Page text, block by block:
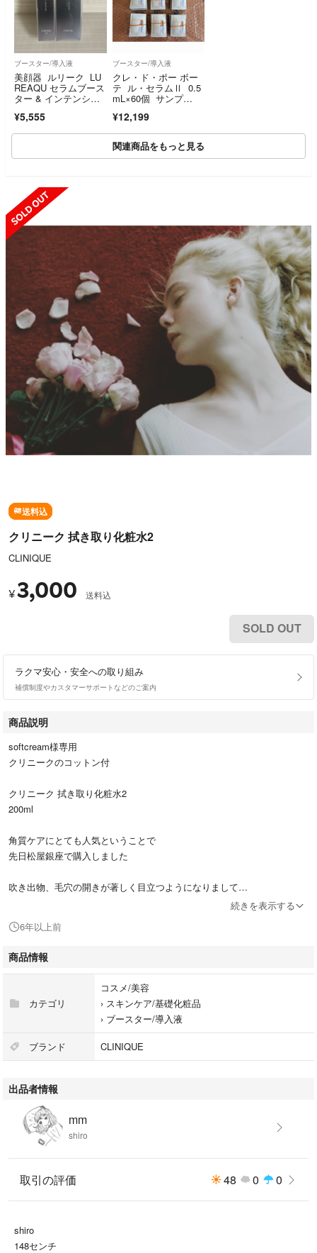
ブースター/導入液
美顔器 ルリーク LU
REAQU セラムブース
ター & インテンシブ
ト
¥5,555
ブースター/導入液
クレ・ド・ポー ボー
テ ル・セラムⅡ 0.5
mL×60個 サンプ
¥12,199
関連商品をもっと見る
送料込
クリニーク 拭き取り化粧水2
CLINIQUE
¥3,000 送料込
SOLD OUT
ラクマ安心・安全への取り組み
補償制度やカスタマーサポートなどのご案内
商品説明
softcream様専用
クリニークのコットン付
クリニーク 拭き取り化粧水2
200ml
角質ケアにとても人気ということで
先日松屋銀座で購入しました
吹き出物、毛穴の開きが著しく目立つようになりまして
1/20に開封しています
気になる方はご遠慮ください
続きを表示する
6年以上前
商品情報
カテゴリ
コスメ/美容
› スキンケア/基礎化粧品
› ブースター/導入液
ブランド CLINIQUE
出品者情報
mm
shiro
取引の評価 48 0 0
shiro
148センチ